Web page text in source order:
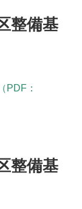
整備基
PDF：
整備基